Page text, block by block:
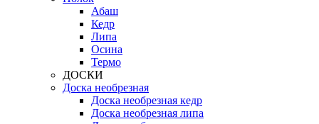
Абаш
Кедр
Липа
Осина
Термо
ДОСКИ
Доска необрезная
Доска необрезная кедр
Доска необрезная липа